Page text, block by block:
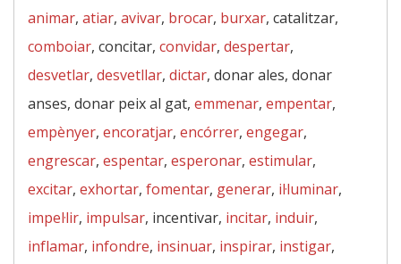
animar, atiar, avivar, brocar, burxar, catalitzar,
comboiar, concitar, convidar, despertar,
desvetlar, desvetllar, dictar, donar ales, donar
anses, donar peix al gat, emmenar, empentar,
empènyer, encoratjar, encórrer, engegar,
engrescar, espentar, esperonar, estimular,
excitar, exhortar, fomentar, generar, il·luminar,
impel·lir, impulsar, incentivar, incitar, induir,
inflamar, infondre, insinuar, inspirar, instigar,